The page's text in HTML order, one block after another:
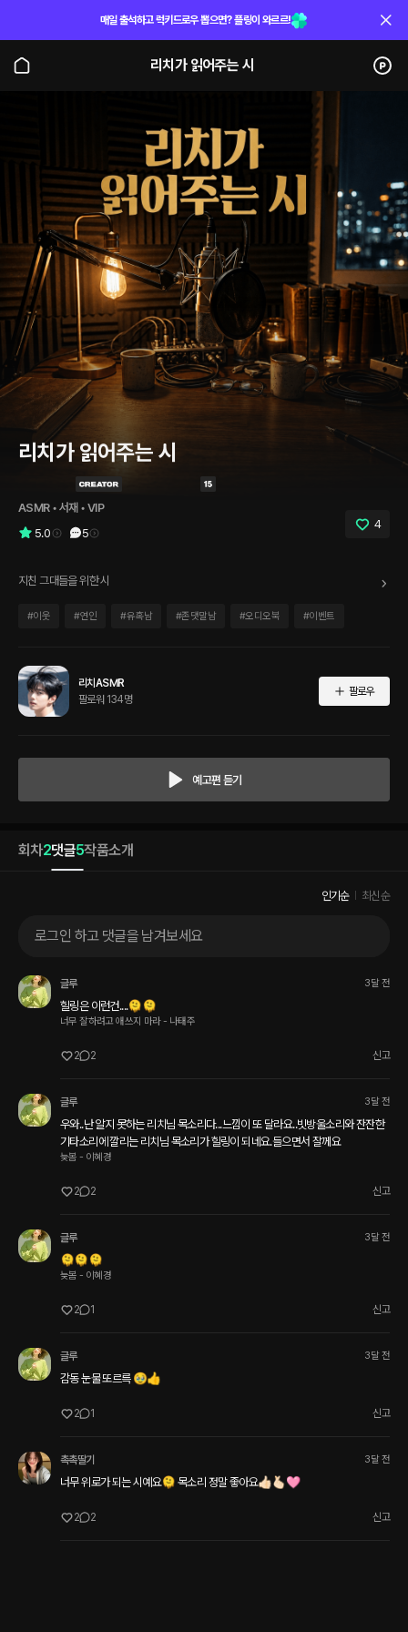
매일 출석하고 럭키드로우 뽑으면? 플링이 와르르!
리치가 읽어주는 시
리치가 읽어주는 시
ASMR • 서재 • VIP
5.0
5
4
지친 그대들을 위한 시
#이웃 #연인 #유혹남 #존댓말남 #오디오북 #이벤트
리치ASMR
팔로워 134명
팔로우
예고편 듣기
회차2댓글5작품소개
인기순 최신순
로그인 하고 댓글을 남겨보세요
글루 3달 전
힐링은 이런건....🫠🫠
너무 잘하려고 애쓰지 마라 - 나태주
2 2 신고
글루 3달 전
우와..난 알지 못하는 리치님 목소리다...느낌이 또 달라요..빗방울소리와 잔잔한
기타소리에 깔리는 리치님 목소리가 힐링이 되네요.들으면서 잘께요
늦봄 - 이혜경
2 2 신고
글루 3달 전
🫠🫠🫠
늦봄 - 이혜경
2 1 신고
글루 3달 전
감동 눈물 또르륵 🥹👍
2 1 신고
촉촉딸기 3달 전
너무 위로가 되는 시예요🫠 목소리 정말 좋아요👍🏻🫰🏻🩷
2 2 신고